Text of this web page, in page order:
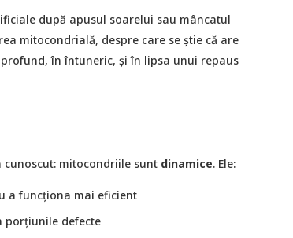
după apusul soarelui sau mâncatul
mitocondrială, despre care se ştie că are
în întuneric, și în lipsa unui repaus
mitocondriile sunt dinamice. Ele:
a funcționa mai eficient
porțiunile defecte